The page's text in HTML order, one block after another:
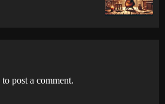
to post a comment.